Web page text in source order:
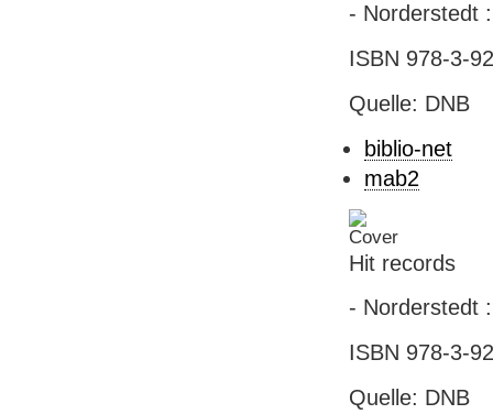
- Norderstedt
ISBN 978-3-
Quelle: DNB
biblio-net
mab2
Hit records
- Norderstedt
ISBN 978-3-
Quelle: DNB